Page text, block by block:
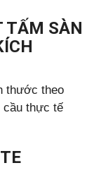
TẤM SÀN
thước theo
cầu thực tế